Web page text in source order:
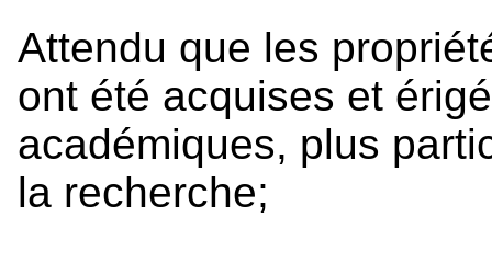
Attendu que les
ont été acquises et
académiques, plus
la recherche;